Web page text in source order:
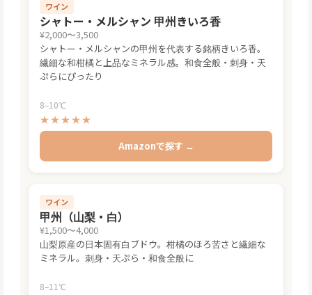
ワイン
シャトー・メルシャン 甲州きいろ香
¥2,000〜3,500
シャトー・メルシャンの甲州を代表する銘柄きいろ香。
繊細な和柑橘と上品なミネラル感。和食全般・刺身・天
ぷらにぴったり
8–10℃
★★★★★
Amazonで探す →
ワイン
甲州（山梨・白）
¥1,500〜4,000
山梨原産の日本固有白ブドウ。柑橘のほろ苦さと繊細な
ミネラル。刺身・天ぷら・和食全般に
8–11℃